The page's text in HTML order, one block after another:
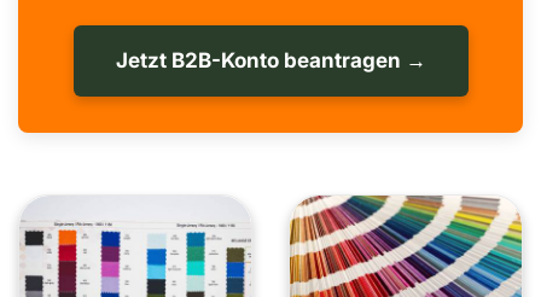
Jetzt B2B-Konto beantragen →